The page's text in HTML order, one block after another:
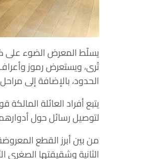
يسلّط المعرض الضوء على كلٍ
تُرى، ويستعرض رموز وأعراف
الحدود، بالإضافة إلى
يتبع أفراد العائلة
لتوصيل رسائل حول أدوارهم
من بين أبرز القطع